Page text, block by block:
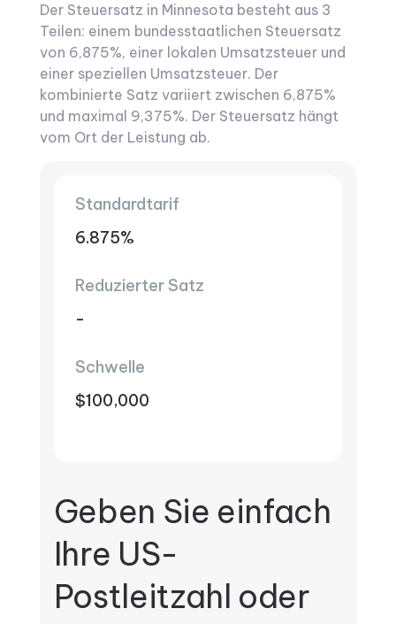
Der Steuersatz in Minnesota besteht aus 3
Teilen: einem bundesstaatlichen Steuersatz
von 6,875%, einer lokalen Umsatzsteuer und
einer speziellen Umsatzsteuer. Der
kombinierte Satz variiert zwischen 6,875%
und maximal 9,375%. Der Steuersatz hängt
vom Ort der Leistung ab.
Standardtarif
6.875%
Reduzierter Satz
-
Schwelle
$100,000
Geben Sie einfach
Ihre US-
Postleitzahl oder